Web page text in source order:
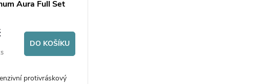
Aura Full Set
DO KOŠÍKU
protivráskový